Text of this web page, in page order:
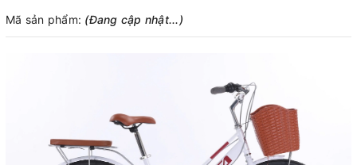
Mã sản phẩm: (Đang cập nhật...)